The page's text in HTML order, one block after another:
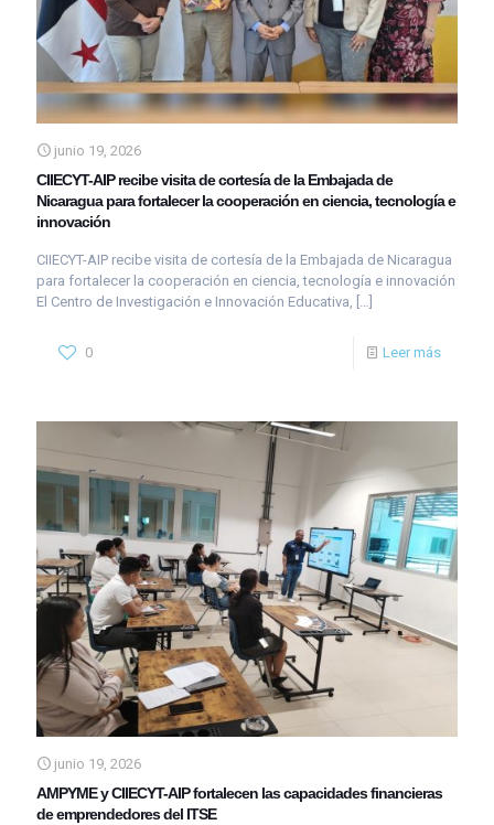
junio 19, 2026
CIIECYT-AIP recibe visita de cortesía de la Embajada de
Nicaragua para fortalecer la cooperación en ciencia, tecnología e
innovación
CIIECYT-AIP recibe visita de cortesía de la Embajada de Nicaragua
para fortalecer la cooperación en ciencia, tecnología e innovación
El Centro de Investigación e Innovación Educativa, […]
0 Leer más
junio 19, 2026
AMPYME y CIIECYT-AIP fortalecen las capacidades financieras
de emprendedores del ITSE